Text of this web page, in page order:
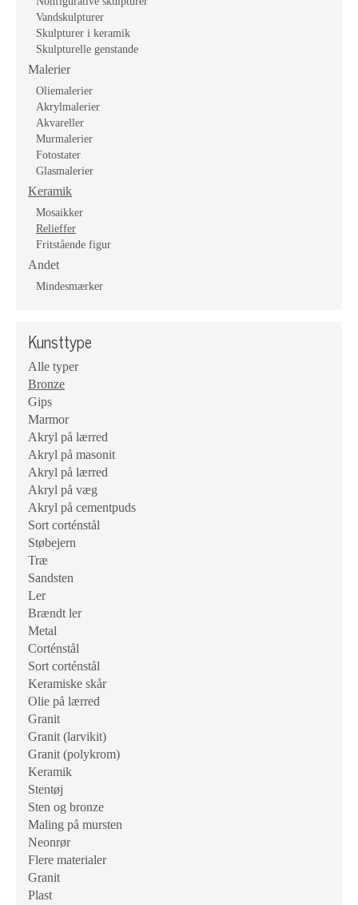
Vandskulpturer
Skulpturer i keramik
Skulpturelle genstande
Malerier
Oliemalerier
Akrylmalerier
Akvareller
Murmalerier
Fotostater
Glasmalerier
Keramik
Mosaikker
Relieffer
Fritstående figur
Andet
Mindesmærker
Kunsttype
Alle typer
Bronze
Gips
Marmor
Akryl på lærred
Akryl på masonit
Akryl på lærred
Akryl på væg
Akryl på cementpuds
Sort corténstål
Støbejern
Træ
Sandsten
Ler
Brændt ler
Metal
Corténstål
Sort corténstål
Keramiske skår
Olie på lærred
Granit
Granit (larvikit)
Granit (polykrom)
Keramik
Stentøj
Sten og bronze
Maling på mursten
Neonrør
Flere materialer
Granit
Plast